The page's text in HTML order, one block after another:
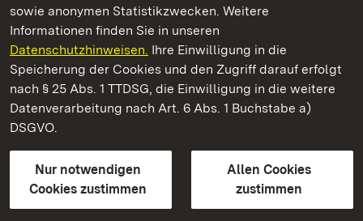
sowie anonymen Statistikzwecken. Weitere
Informationen finden Sie in unseren
Datenschutzhinweisen. Ihre Einwilligung in die
Speicherung der Cookies und den Zugriff darauf erfolgt
nach § 25 Abs. 1 TTDSG, die Einwilligung in die weitere
Datenverarbeitung nach Art. 6 Abs. 1 Buchstabe a)
DSGVO.
Nur notwendigen
Cookies zustimmen
Allen Cookies
zustimmen
Hochburg bei Emmendingen
Staatliche Schlösser und Gärten Baden-Württemberg
Kontakt
GebärdenspracheLeichte Sprache
Erklärung zur Barrierefreiheit
BITV-konform (geprüfte Seiten)